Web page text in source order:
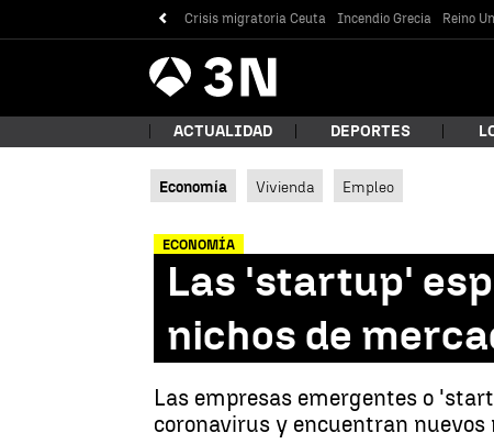
Crisis migratoria Ceuta Incendio Grecia Reino
Antena
3 Noticias
ACTUALIDAD DEPORTES
Economía Vivienda Empleo
ECONOMÍA
Las 'startup'
nichos de
Las empresas emergentes o
coronavirus y encuentran nuevos